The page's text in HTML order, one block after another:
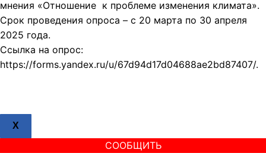
мнения «Отношение к проблеме изменения климата».
Срок проведения опроса – с 20 марта по 30 апреля
2025 года.
Ссылка на опрос:
https://forms.yandex.ru/u/67d94d17d04688ae2bd87407/.
X
СООБЩИТЬ